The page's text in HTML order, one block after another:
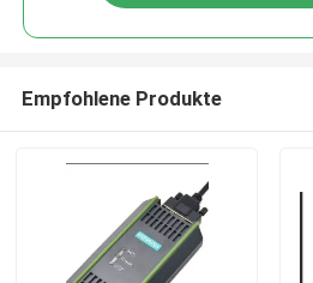
Empfohlene Produkte